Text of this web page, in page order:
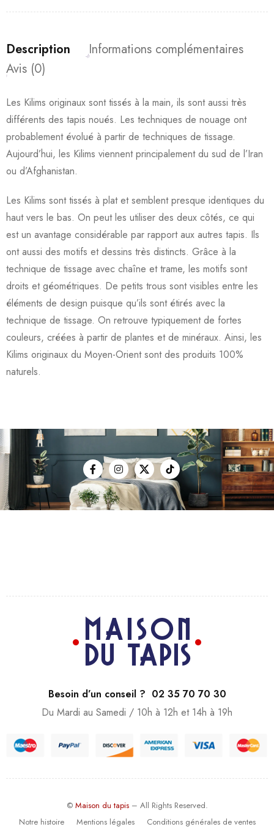
Description
Informations complémentaires
Avis (0)
Les Kilims originaux sont tissés à la main, ils sont aussi très
différents des tapis noués. Les techniques de nouage ont
probablement évolué à partir de techniques de tissage.
Aujourd’hui, les Kilims viennent principalement du sud de l’Iran
ou d’Afghanistan.
Les Kilims sont tissés à plat et semblent presque identiques du
haut vers le bas. On peut les utiliser des deux côtés, ce qui
est un avantage considérable par rapport aux autres tapis. Ils
ont aussi des motifs et dessins très distincts. Grâce à la
technique de tissage avec chaîne et trame, les motifs sont
droits et géométriques. De petits trous sont visibles entre les
éléments de design puisque qu’ils sont étirés avec la
technique de tissage. On retrouve typiquement de fortes
couleurs, créées à partir de plantes et de minéraux. Ainsi, les
Kilims originaux du Moyen-Orient sont des produits 100%
naturels.
Besoin d’un conseil ? 02 35 70 70 30
Du Mardi au Samedi / 10h à 12h et 14h à 19h
© Maison du tapis– All Rights Reserved.
Notre histoire
Mentions légales
Conditions générales de ventes